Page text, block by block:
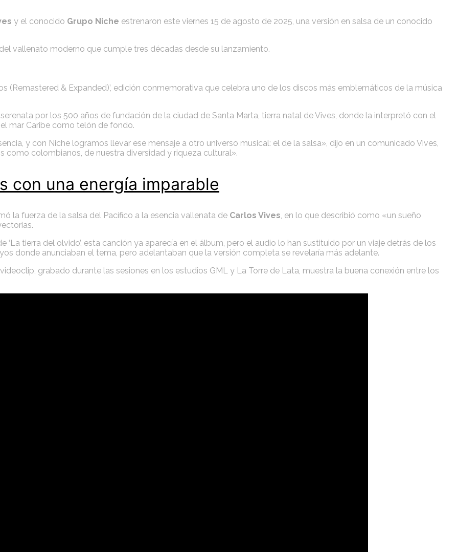
y el conocido Grupo Niche estrenaron este viernes 15 de agosto de 2025, una versión en salsa de un conocido
vallenato moderno que cumple tres décadas desde su lanzamiento.
(Remastered & Expanded)’, edición conmemorativa que celebra uno de los discos más emblemáticos de la música
por los 500 años de fundación de la ciudad de Santa Marta, tierra natal de Vives, donde la interpretó con el
mar Caribe como telón de fondo.
y con Niche logramos llevar ese mensaje a otro universo musical: el de la salsa», dijo en un comunicado Vives,
como colombianos, de nuestra diversidad y riqueza cultural».
con una energía imparable
la fuerza de la salsa del Pacífico a la esencia vallenata de Carlos Vives, en lo que describió como «un sueño
tierra del olvido’, esta canción ya aparecía en el álbum, pero el audio lo han sustituido por un viaje detrás de los
donde anunciaban el tema, pero adelantaban que la versión completa se revelaría más adelante.
grabado durante las sesiones en los estudios GML y La Torre de Lata, muestra la buena conexión entre los